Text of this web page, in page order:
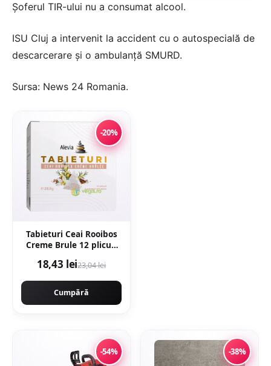
Șoferul TIR-ului nu a consumat alcool.
ISU Cluj a intervenit la accident cu o autospecială de
descarcerare și o ambulanță SMURD.
Sursa: News 24 Romania.
-20%
Tabieturi Ceai Rooibos
Creme Brule 12 plicuri
18,43 lei23,04 lei
Cumpără
-54% -38%